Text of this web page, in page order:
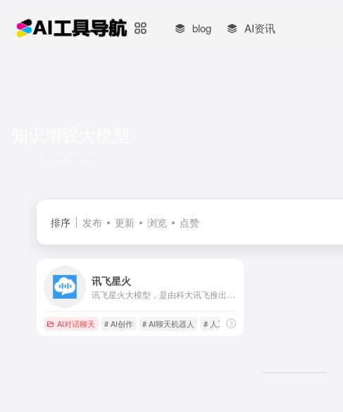
blog AI资讯
排序 发布 更新 浏览 点赞
讯飞星火
AI对话聊天 # AI创作 # AI聊天机器人 # 人工智能大模型